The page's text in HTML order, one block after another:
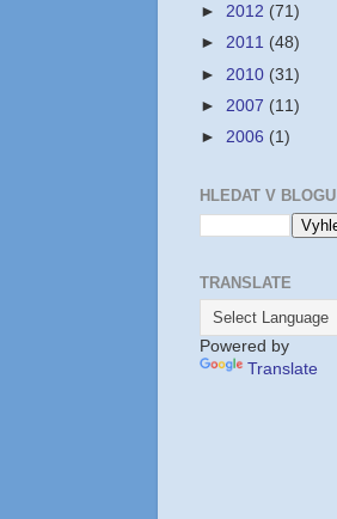
► 2012 (71)
► 2011 (48)
► 2010 (31)
► 2007 (11)
► 2006 (1)
HLEDAT V BLOGU
TRANSLATE
Powered by
Translate